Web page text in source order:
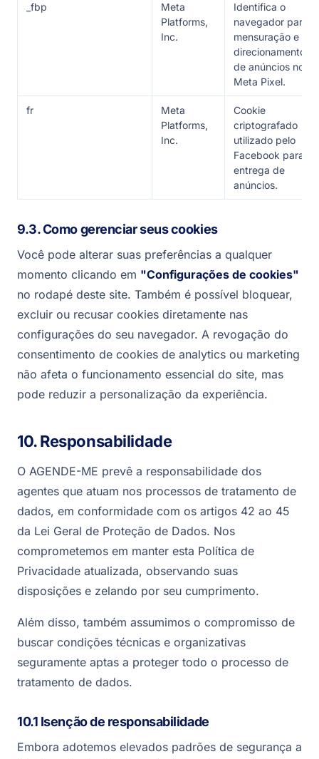
_fbp
Meta
Platforms,
Inc.
Identifica o
navegador para
mensuração e
direcionamento
de anúncios no
Meta Pixel.
fr
Meta
Platforms,
Inc.
Cookie
criptografado
utilizado pelo
Facebook para
entrega de
anúncios.
9.3. Como gerenciar seus cookies
Você pode alterar suas preferências a qualquer
momento clicando em "Configurações de cookies"
no rodapé deste site. Também é possível bloquear,
excluir ou recusar cookies diretamente nas
configurações do seu navegador. A revogação do
consentimento de cookies de analytics ou marketing
não afeta o funcionamento essencial do site, mas
pode reduzir a personalização da experiência.
10. Responsabilidade
O AGENDE-ME prevê a responsabilidade dos
agentes que atuam nos processos de tratamento de
dados, em conformidade com os artigos 42 ao 45
da Lei Geral de Proteção de Dados. Nos
comprometemos em manter esta Política de
Privacidade atualizada, observando suas
disposições e zelando por seu cumprimento.
Além disso, também assumimos o compromisso de
buscar condições técnicas e organizativas
seguramente aptas a proteger todo o processo de
tratamento de dados.
10.1 Isenção de responsabilidade
Embora adotemos elevados padrões de segurança a